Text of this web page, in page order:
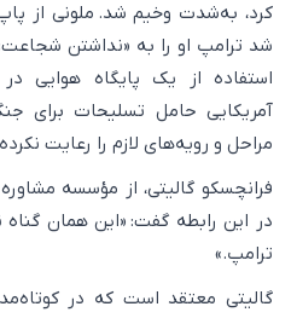
کرد، به‌شدت وخیم شد. ملونی از
شد ترامپ او را به «نداشتن
استفاده از یک پایگاه هوایی
آمریکایی حامل تسلیحات برای
مراحل و رویه‌های لازم را رعایت
فرانچسکو گالیتی، از مؤسسه
در این رابطه گفت: «این همان
ترامپ.»
گالیتی معتقد است که در